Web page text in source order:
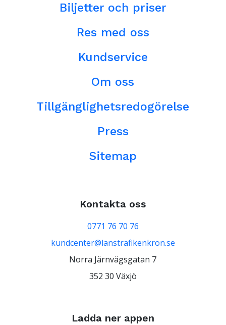
Biljetter och priser
Res med oss
Kundservice
Om oss
Tillgänglighetsredogörelse
Press
Sitemap
Kontakta oss
0771 76 70 76
kundcenter@lanstrafikenkron.se
Norra Järnvägsgatan 7
352 30 Växjö
Ladda ner appen